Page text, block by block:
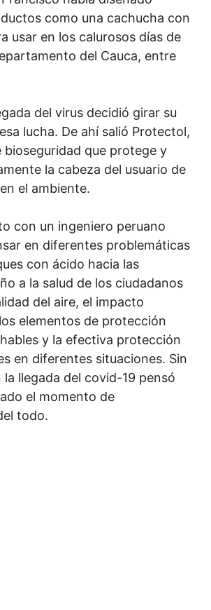
como una cachucha con
usar en los calurosos días de
del Cauca, entre
del virus decidió girar su
lucha. De ahí salió Protectol,
bioseguridad que protege y
la cabeza del usuario de
el ambiente.
con un ingeniero peruano
en diferentes problemáticas
con ácido hacia las
a la salud de los ciudadanos
del aire, el impacto
elementos de protección
y la efectiva protección
en diferentes situaciones. Sin
llegada del covid-19 pensó
el momento de
todo.